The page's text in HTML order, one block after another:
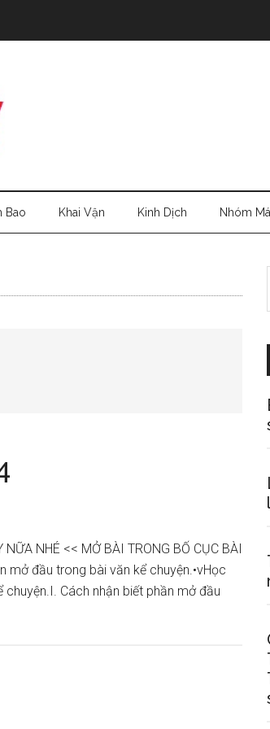
Bao Khai Vận Kinh Dịch Nhóm
NHÉ << MỞ BÀI TRONG BỐ CỤC BÀI
mở đầu trong bài văn kể chuyện.•vHọc
Cách nhận biết phần mở đầu